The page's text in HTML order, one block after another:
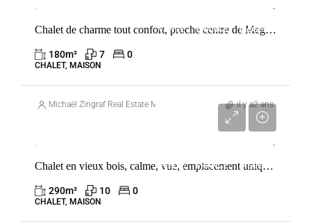
VENTE FRANCE MEGÈVEChalet de charme tout confort, proche centre de Megève
180m² 7 0
CHALET, MAISON
Michaël Zingraf Real Estate Megève il y a2 ans
VENTE FRANCE MEGÈVEChalet en vieux bois, calme, vue, emplacement unique proche du village
290m² 10 0
CHALET, MAISON